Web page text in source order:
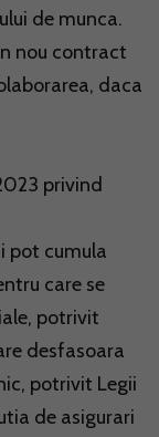
de munca.
nou contract
daca
privind
pot cumula
care se
potrivit
desfasoara
potrivit Legii
de asigurari